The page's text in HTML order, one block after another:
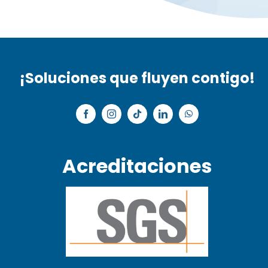
¡Soluciones que fluyen contigo!
Acreditaciones